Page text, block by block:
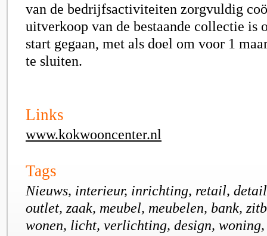
van de bedrijfsactiviteiten zorgvuldig
uitverkoop van de bestaande collectie is
start gegaan, met als doel om voor 1
te sluiten.
Links
www.kokwooncenter.nl
Tags
Nieuws, interieur, inrichting, retail,
outlet, zaak, meubel, meubelen, bank,
wonen, licht, verlichting, design,